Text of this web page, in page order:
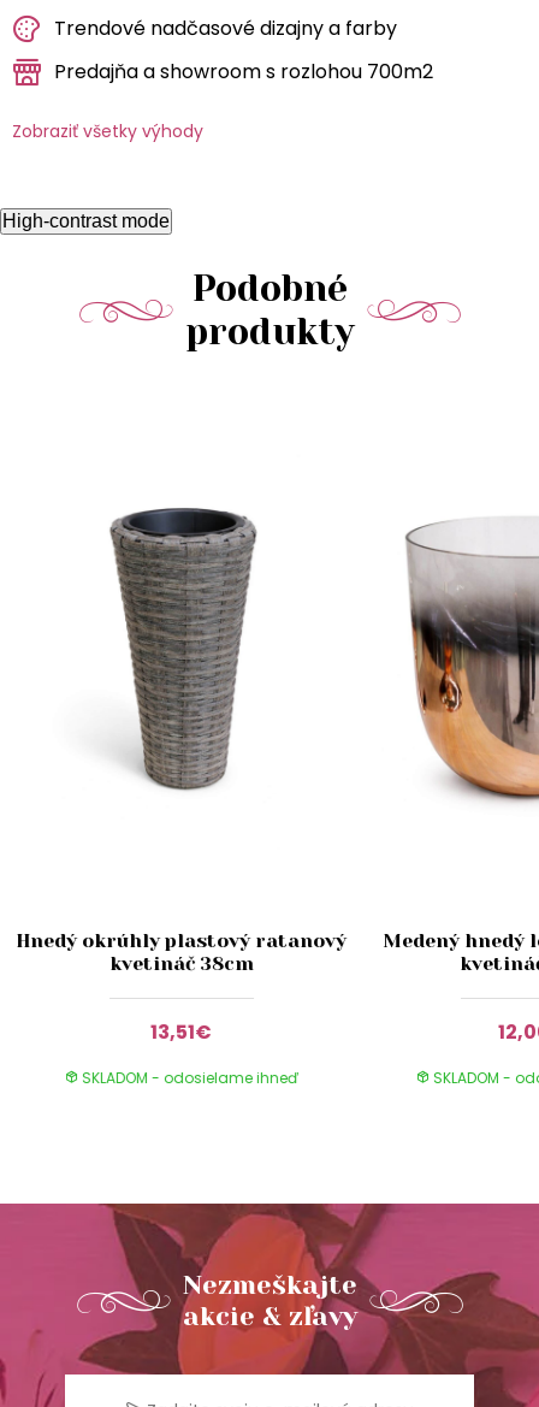
Trendové nadčasové dizajny a farby
Predajňa a showroom s rozlohou 700m2
Zobraziť všetky výhody
High-contrast mode
Podobné
produkty
Hnedý okrúhly plastový ratanový
kvetináč 38cm
13,51€
SKLADOM - odosielame ihneď
Medený hnedý
SKLADOM -
Nezmeškajte
akcie & zľavy